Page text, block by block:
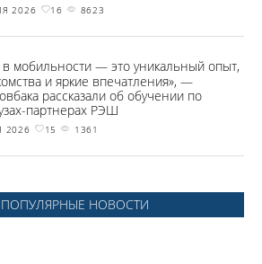
2026 16 8623
в мобильности — это уникальный опыт,
и яркие впечатления», —
рассказали об обучении по
партнерах РЭШ
2026 15 1361
ПОПУЛЯРНЫЕ НОВОСТИ